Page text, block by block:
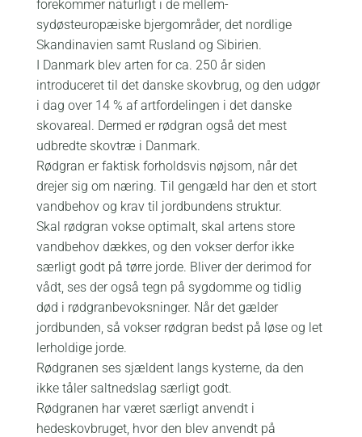
forekommer naturligt i de mellem-
sydøsteuropæiske bjergområder, det nordlige
Skandinavien samt Rusland og Sibirien.
I Danmark blev arten for ca. 250 år siden
introduceret til det danske skovbrug, og den udgør
i dag over 14 % af artfordelingen i det danske
skovareal. Dermed er rødgran også det mest
udbredte skovtræ i Danmark.
Rødgran er faktisk forholdsvis nøjsom, når det
drejer sig om næring. Til gengæld har den et stort
vandbehov og krav til jordbundens struktur.
Skal rødgran vokse optimalt, skal artens store
vandbehov dækkes, og den vokser derfor ikke
særligt godt på tørre jorde. Bliver der derimod for
vådt, ses der også tegn på sygdomme og tidlig
død i rødgranbevoksninger. Når det gælder
jordbunden, så vokser rødgran bedst på løse og let
lerholdige jorde.
Rødgranen ses sjældent langs kysterne, da den
ikke tåler saltnedslag særligt godt.
Rødgranen har været særligt anvendt i
hedeskovbruget, hvor den blev anvendt på